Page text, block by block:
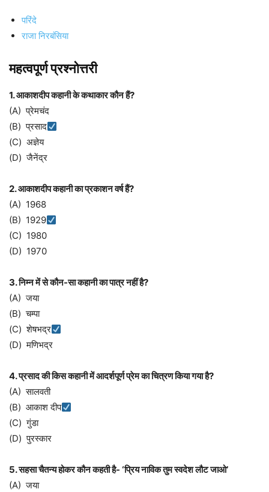
परिंदे
राजा निरबंसिया
महत्वपूर्ण प्रश्नोत्तरी
1. आकाशदीप कहानी के कथाकार कौन हैं?
(A) प्रेमचंद
(B) प्रसाद
(C) अज्ञेय
(D) जैनेंद्र
2. आकाशदीप कहानी का प्रकाशन वर्ष हैं?
(A) 1968
(B) 1929
(C) 1980
(D) 1970
3. निम्न में से कौन-सा कहानी का पात्र नहीं है?
(A) जया
(B) चम्पा
(C) शेषभद्र
(D) मणिभद्र
4. प्रसाद की किस कहानी में आदर्शपूर्ण प्रेम का चित्रण किया गया है?
(A) सालवती
(B) आकाश दीप
(C) गुंडा
(D) पुरस्कार
5. सहसा चैतन्य होकर कौन कहती है- ‘प्रिय नाविक तुम स्वदेश लौट जाओ’
(A) जया